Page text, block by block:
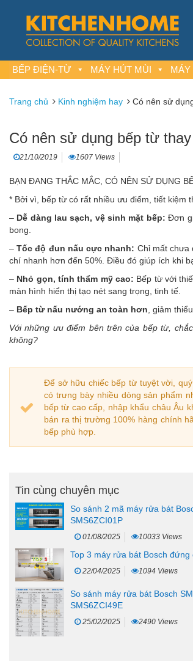
BẾP ĐIỆN-TỪ MÁY HÚT MÙI MÁY
Trang chủ Kinh nghiệm hay Có nên sử
Có nên sử dụng bếp từ
21/10/2019 1607 Views
BẠN ĐANG THẮC MẮC, CÓ NÊN SỬ DỤNG
* Bởi vì, bếp từ có rất nhiều ưu điểm, tiết kiệm
– Dễ dàng lau sạch, vệ sinh mặt bếp: Đơn
bong.
–Tốc độ đun nấu cực nhanh: Chỉ mất chưa
chí nhanh hơn đến 50%. Điều đó giúp ích khi
– Nhỏ gọn, tính thẩm mỹ cao: Bếp từ với
màn hình hiển thị tạo nét sang trọng, tinh tế.
– Bếp từ nấu nướng an toàn hơn, giảm
Với những ưu điểm bên trên của bếp từ,
không?
Để sở hữu chiếc bếp từ tuyệt vời,
có trưng bày nhiều dòng sản phẩm
bếp từ cao cấp, nhập khẩu châu Âu
bán ra thị trường 100% hàng chính
bếp phù hợp.
Tin cùng chuyên mục
So sánh 2 mã máy rửa bát
SMS6ZCI01P
01/08/2025 10033 Views
Top 3 máy rửa bát Bosch đứng
22/04/2025 1094 Views
So sánh máy rửa bát Bosch
SMS6ZCI49E
25/02/2025 2490 Views